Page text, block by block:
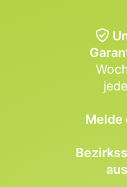
Melde